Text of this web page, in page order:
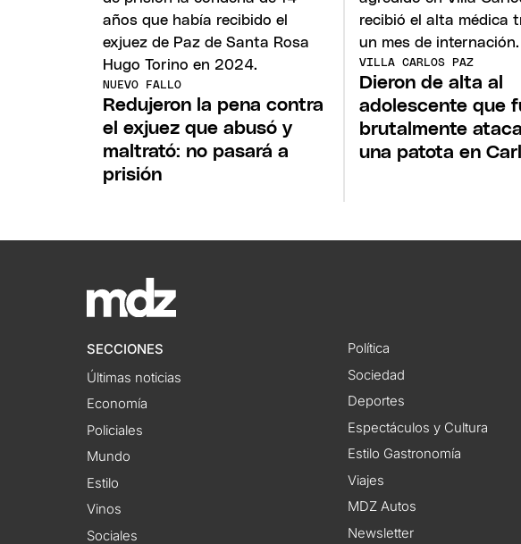
NUEVO FALLO
Redujeron la pena contra
el exjuez que abusó y
maltrató: no pasará a
prisión
VILLA CARLOS PAZ
Dieron de alta al
adolescente que
brutalmente
una patota en
SECCIONES
Últimas noticias
Economía
Policiales
Mundo
Estilo
Vinos
Sociales
Política
Sociedad
Deportes
Espectáculos y Cultura
Estilo Gastronomía
Viajes
MDZ Autos
Newsletter